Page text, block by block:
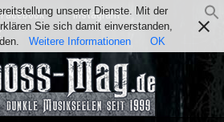
Facebook
Instagram
unserer Dienste. Mit der
Sie sich damit einverstanden,
Weitere Informationen OK